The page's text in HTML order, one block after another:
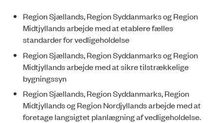
Region Sjællands, Region Syddanmarks og Region
Midtjyllands arbejde med at etab­lere fælles
standarder for vedligeholdelse
Region Sjællands, Region Syddanmarks og Region
Midtjyllands arbejde med at sik­re tilstrækkelige
bygningssyn
Region Sjællands, Region Syddanmarks, Region
Midtjyllands og Region Nordjyllands arbejde med at
foretage langsigtet planlægning af vedligeholdelse.